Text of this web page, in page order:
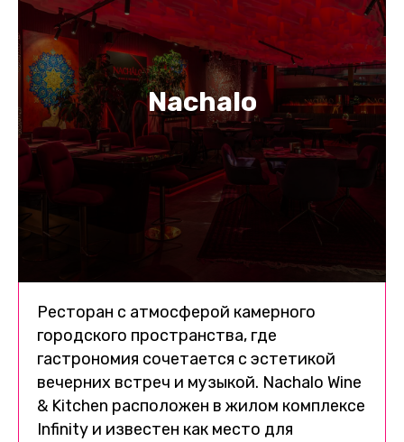
Nachalo
Ресторан с атмосферой камерного
городского пространства, где
гастрономия сочетается с эстетикой
вечерних встреч и музыкой. Nachalo Wine
& Kitchen расположен в жилом комплексе
Infinity и известен как место для